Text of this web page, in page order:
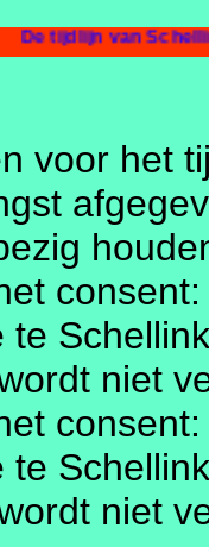
voor het
te
niet
te
niet